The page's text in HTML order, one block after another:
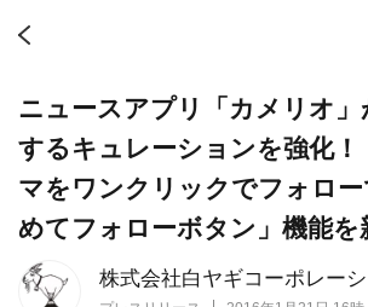
株式会社白ヤギコーポレー
ニュースアプリ「カメリオ」
するキュレーションを強化
マをワンクリックでフォロ
めてフォローボタン」機能を